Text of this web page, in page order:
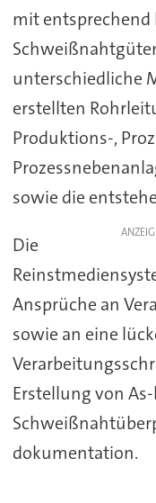
mit
unterschiedliche
erstellten
Produktions-,
sowie die
Die
Ansprüche an
sowie an eine
Erstellung von
dokumentation.